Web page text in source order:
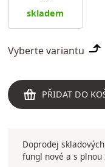
skladem
Vyberte variantu
PŘIDAT DO
Doprodej
fungl nové a s plnou